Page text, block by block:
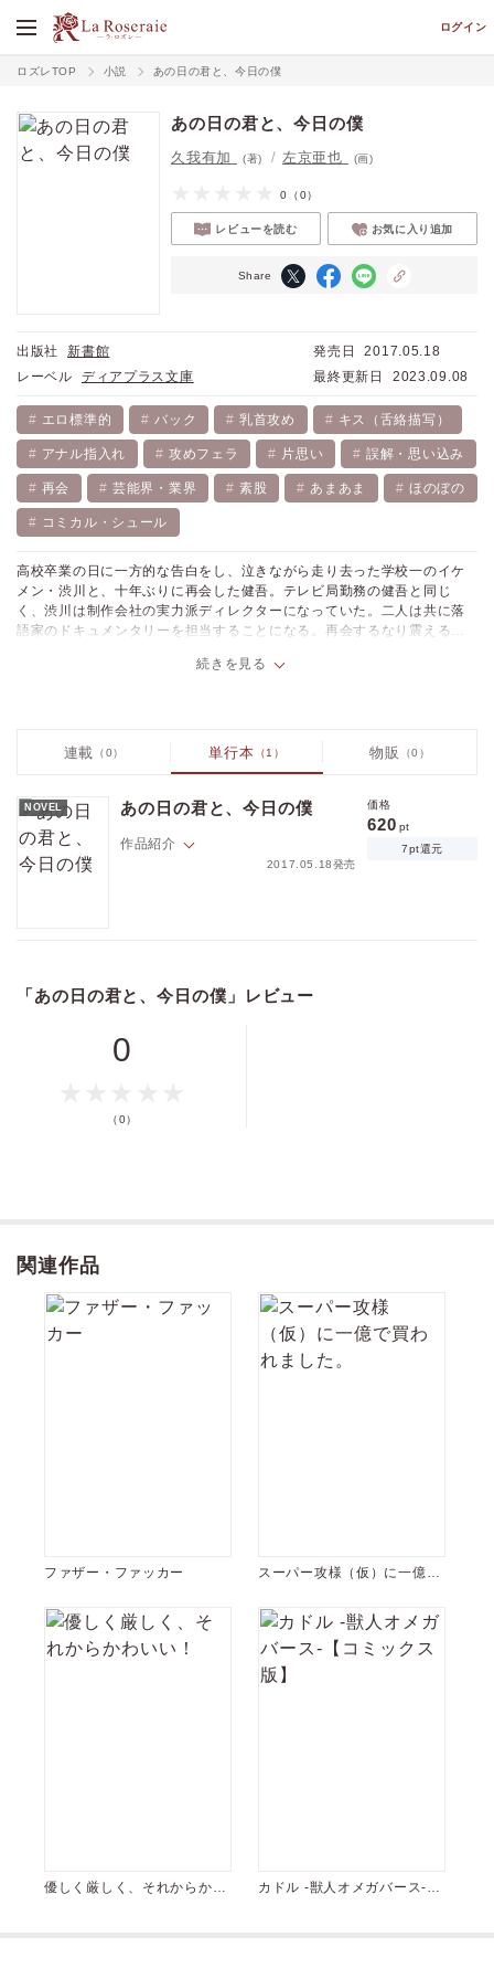
ログイン
ロズレTOP 小説 あの日の君と、今日の僕
あの日の君と、今日の僕
久我有加 (著) 左京亜也 (画)
0 （0）
レビューを読む お気に入り追加
Share
出版社
新書館
レーベル
ディアプラス文庫
発売日
2017.05.18
最終更新日
2023.09.08
エロ標準的 バック 乳首攻め キス（舌絡描写）
アナル指入れ 攻めフェラ 片思い 誤解・思い込み
再会 芸能界・業界 素股 あまあま ほのぼの
コミカル・シュール
高校卒業の日に一方的な告白をし、泣きながら走り去った学校一のイケ
メン・渋川と、十年ぶりに再会した健吾。テレビ局勤務の健吾と同じ
く、渋川は制作会社の実力派ディレクターになっていた。二人は共に落
語家のドキュメンタリーを担当することになる。再会するなり震える声
そんな彼を健吾も次第に可愛く思い始め…？ スイート再会ロマンス。
続きを見る
連載 （0） 単行本 （1） 物販 （0）
NOVEL あの日の君と、今日の僕
作品紹介
2017.05.18発売
価格
620 pt
7pt還元
語家のドキュメンタリーを担当することになる。再会するなり震える声
そんな彼を健吾も次第に可愛く思い始め…？ スイート再会ロマンス。
「あの日の君と、今日の僕」レビュー
0
（0）
関連作品
ファザー・ファッカー
スーパー攻様（仮）に一億で
優しく厳しく、それからかわ
カドル ‐獣人オメガバース‐
キャンセル